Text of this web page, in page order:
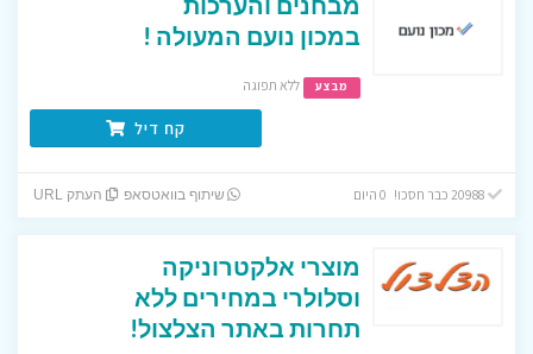
במכון נועם המעולה !
מבצע ללא תפוגה
קח דיל
20988 כבר חסכו! 0 היום שיתוף בוואטסאפ העתק URL
מוצרי אלקטרוניקה
וסלולרי במחירים ללא
תחרות באתר הצלצול!